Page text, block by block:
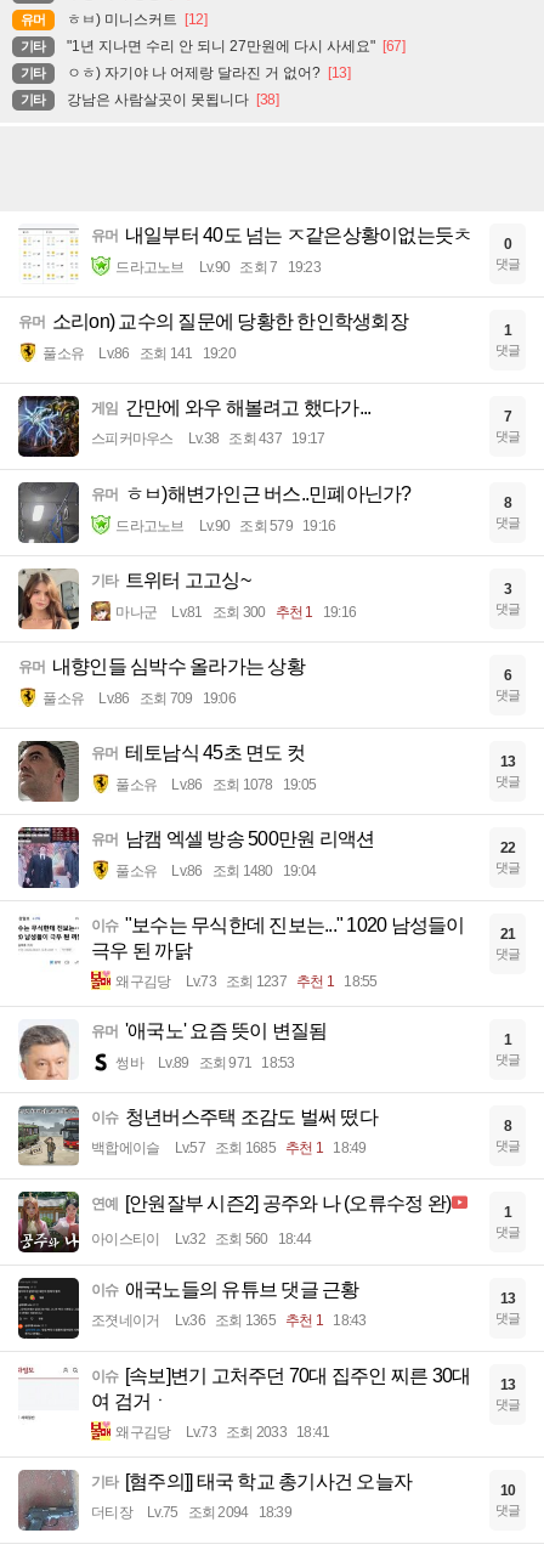
유머 ㅎㅂ) 미니스커트 [12]
기타 "1년 지나면 수리 안 되니 27만원에 다시 사세요" [67]
기타 ㅇㅎ) 자기야 나 어제랑 달라진 거 없어? [13]
기타 강남은 사람살곳이 못됩니다 [38]
유머 내일부터 40도 넘는 ㅈ같은상황이없는듯ㅊ
드라고노브 Lv.90 조회 7 19:23
0
댓글
유머 소리on) 교수의 질문에 당황한 한인학생회장
풀소유 Lv.86 조회 141 19:20
1
댓글
게임 간만에 와우 해볼려고 했다가...
스피커마우스 Lv.38 조회 437 19:17
7
댓글
유머 ㅎㅂ)해변가인근 버스..민폐아닌가?
드라고노브 Lv.90 조회 579 19:16
8
댓글
기타 트위터 고고싱~
마나군 Lv.81 조회 300 추천 1 19:16
3
댓글
유머 내향인들 심박수 올라가는 상황
풀소유 Lv.86 조회 709 19:06
6
댓글
유머 테토남식 45초 면도 컷
풀소유 Lv.86 조회 1078 19:05
13
댓글
유머 남캠 엑셀 방송 500만원 리액션
풀소유 Lv.86 조회 1480 19:04
22
댓글
이슈 "보수는 무식한데 진보는..." 1020 남성들이
극우 된 까닭
왜구김당 Lv.73 조회 1237 추천 1 18:55
21
댓글
유머 '애국노' 요즘 뜻이 변질됨
썽바 Lv.89 조회 971 18:53
1
댓글
이슈 청년버스주택 조감도 벌써 떴다
백합에이슬 Lv.57 조회 1685 추천 1 18:49
8
댓글
연예 [안원잘부 시즌2] 공주와 나 (오류수정 완)
아이스티이 Lv.32 조회 560 18:44
1
댓글
이슈 애국노들의 유튜브 댓글 근황
조졋네이거 Lv.36 조회 1365 추천 1 18:43
13
댓글
이슈 [속보]변기 고처주던 70대 집주인 찌른 30대
여 검거ㆍ
왜구김당 Lv.73 조회 2033 18:41
13
댓글
기타 [혐주의]] 태국 학교 총기사건 오늘자
더티장 Lv.75 조회 2094 18:39
10
댓글